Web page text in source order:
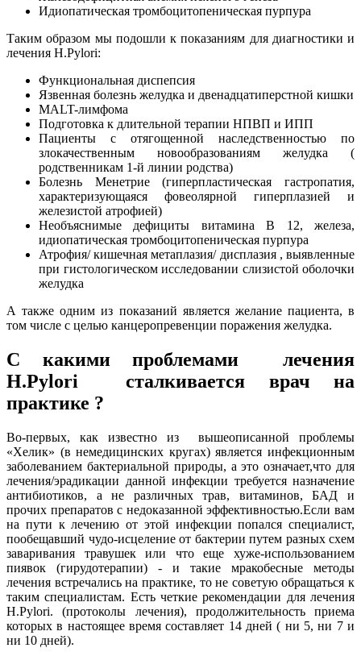
Идиопатическая тромбоцитопеническая пурпура
Таким образом мы подошли к показаниям для диагностики и
лечения H.Pylori:
Функциональная диспепсия
Язвенная болезнь желудка и двенадцатиперстной кишки
MALT-лимфома
Подготовка к длительной терапии НПВП и ИПП
Пациенты с отягощенной наследственностью по
злокачественным новообразованиям желудка (
родственникам 1-й линии родства)
Болезнь Менетрие (гиперпластическая гастропатия,
характеризующаяся фовеолярной гиперплазией и
железистой атрофией)
Необъяснимые дефициты витамина В 12, железа,
идиопатическая тромбоцитопеническая пурпура
Атрофия/ кишечная метаплазия/ дисплазия , выявленные
при гистологическом исследовании слизистой оболочки
желудка
А также одним из показаний является желание пациента, в
том числе с целью канцеропревенции поражения желудка.
С какими проблемами лечения
H.Pylori сталкивается врач на
практике ?
Во-первых, как известно из вышеописанной проблемы
«Хелик» (в немедицинских кругах) является инфекционным
заболеванием бактериальной природы, а это означает,что для
лечения/эрадикации данной инфекции требуется назначение
антибиотиков, а не различных трав, витаминов, БАД и
прочих препаратов с недоказанной эффективностью.Если вам
на пути к лечению от этой инфекции попался специалист,
пообещавший чудо-исцеление от бактерии путем разных схем
заваривания травушек или что еще хуже-использованием
пиявок (гирудотерапии) - и такие мракобесные методы
лечения встречались на практике, то не советую обращаться к
таким специалистам. Есть четкие рекомендации для лечения
H.Pylori. (протоколы лечения), продолжительность приема
которых в настоящее время составляет 14 дней ( ни 5, ни 7 и
ни 10 дней).